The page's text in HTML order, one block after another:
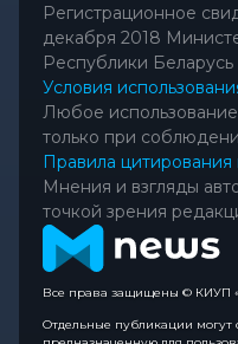
Регистрационное
декабря 2018
Республики Беларусь
Условия
Любое
только при
Правила
Мнения и взгляды
точкой зрения
Все права защищены © КИУП
Отдельные публикации